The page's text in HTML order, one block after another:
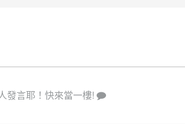
發言耶！快來當一樓!